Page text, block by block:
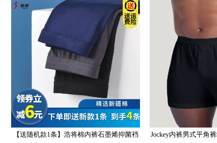
【送随机款1条】浩将棉内裤石墨烯抑菌裆
Jockey内裤男式平角